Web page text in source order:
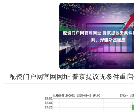
配资门户网官网网址 普京提议无条件重